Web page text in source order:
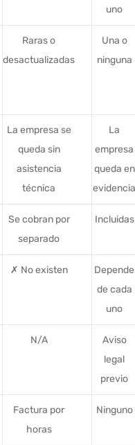
uno
Raras o
desactualizadas
Una o
ninguna
La empresa se
queda sin
asistencia
técnica
La
empresa
queda en
evidencia
Se cobran por
separado
Incluidas
✗ No existen
Depende
de cada
uno
N/A
Aviso
legal
previo
Factura por
horas
Ninguno